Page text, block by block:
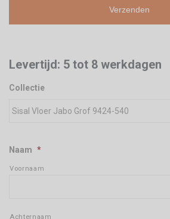
Levertijd: 5 tot 8 werkdagen
Collectie
Naam *
Voornaam
Achternaam